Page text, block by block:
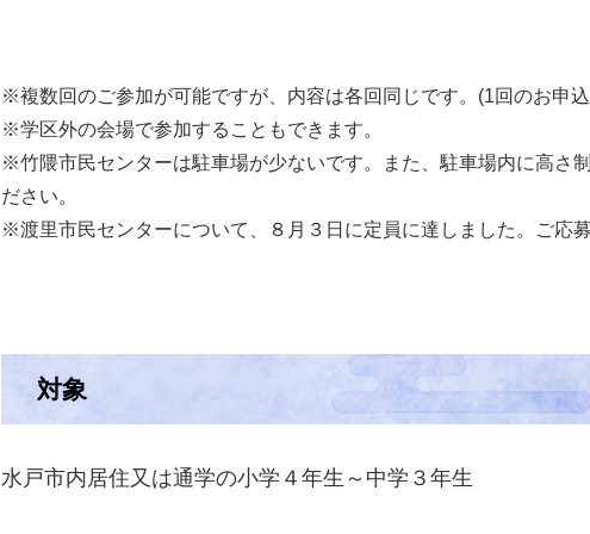
※複数回のご参加が可能ですが、内容は各回同じです。(1回のお申
※学区外の会場で参加することもできます。
※竹隈市民センターは駐車場が少ないです。また、駐車場内に高さ
ださい。
※渡里市民センターについて、８月３日に定員に達しました。ご応
対象
水戸市内居住又は通学の小学４年生～中学３年生